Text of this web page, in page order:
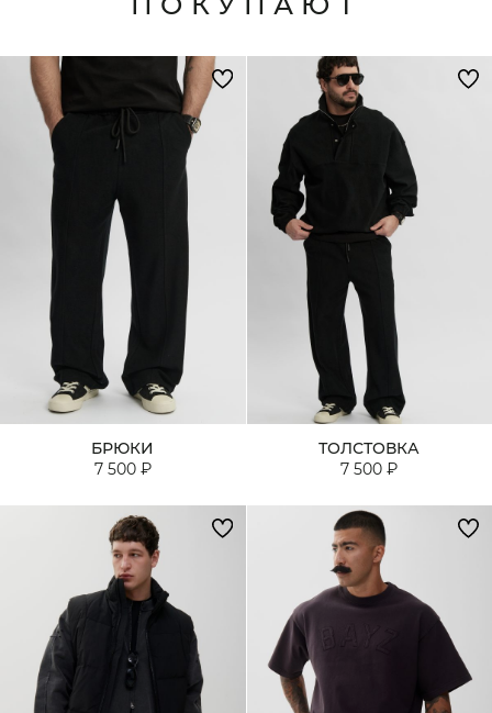
БРЮКИ
7 500 ₽
ТОЛСТОВКА
7 500 ₽